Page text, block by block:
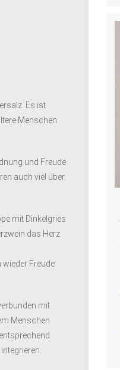
Es ist
Menschen
und Freude
auch viel über
mit Dinkelgries
das Herz
Freude
mit
Menschen